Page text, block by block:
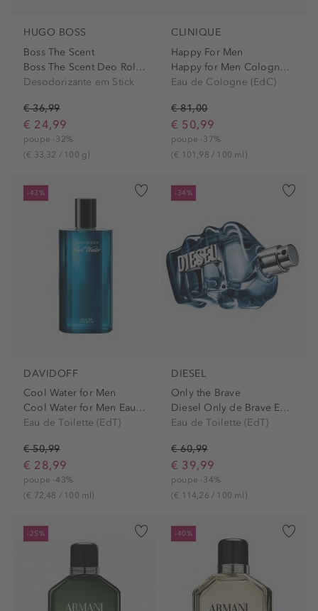
HUGO BOSS
Boss The Scent
Boss The Scent Deo Roll-On
Desodorizante em Stick
€ 36,99
€ 24,99
poupe -32%
(€ 33,32 / 100 g)
CLINIQUE
Happy For Men
Happy for Men Cologne Spray
Eau de Cologne (EdC)
€ 81,00
€ 50,99
poupe -37%
(€ 101,98 / 100 ml)
-43%
DAVIDOFF
Cool Water for Men
Cool Water for Men Eau de...
Eau de Toilette (EdT)
€ 50,99
€ 28,99
poupe -43%
(€ 72,48 / 100 ml)
-34%
DIESEL
Only the Brave
Diesel Only de Brave Eau de...
Eau de Toilette (EdT)
€ 60,99
€ 39,99
poupe -34%
(€ 114,26 / 100 ml)
-25% -40%